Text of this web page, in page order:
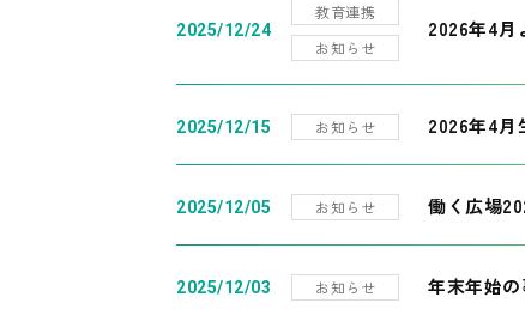
2025/12/24
教育連携
お知らせ
2026年4月
2025/12/15 お知らせ 2026年4月
2025/12/05 お知らせ 働く広場
2025/12/03 お知らせ 年末年始